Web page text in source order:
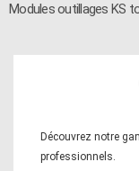
Modules outillages KS
Découvrez notre
professionnels.